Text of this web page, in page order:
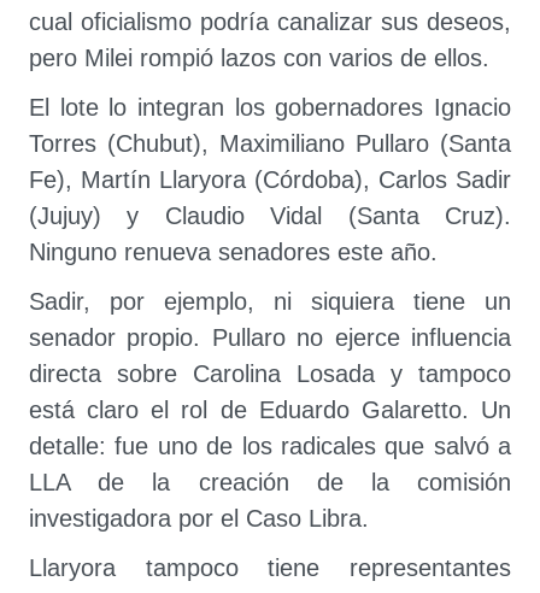
cual oficialismo podría canalizar sus deseos,
pero Milei rompió lazos con varios de ellos.
El lote lo integran los gobernadores Ignacio
Torres (Chubut), Maximiliano Pullaro (Santa
Fe), Martín Llaryora (Córdoba), Carlos Sadir
(Jujuy) y Claudio Vidal (Santa Cruz).
Ninguno renueva senadores este año.
Sadir, por ejemplo, ni siquiera tiene un
senador propio. Pullaro no ejerce influencia
directa sobre Carolina Losada y tampoco
está claro el rol de Eduardo Galaretto. Un
detalle: fue uno de los radicales que salvó a
LLA de la creación de la comisión
investigadora por el Caso Libra.
Llaryora tampoco tiene representantes